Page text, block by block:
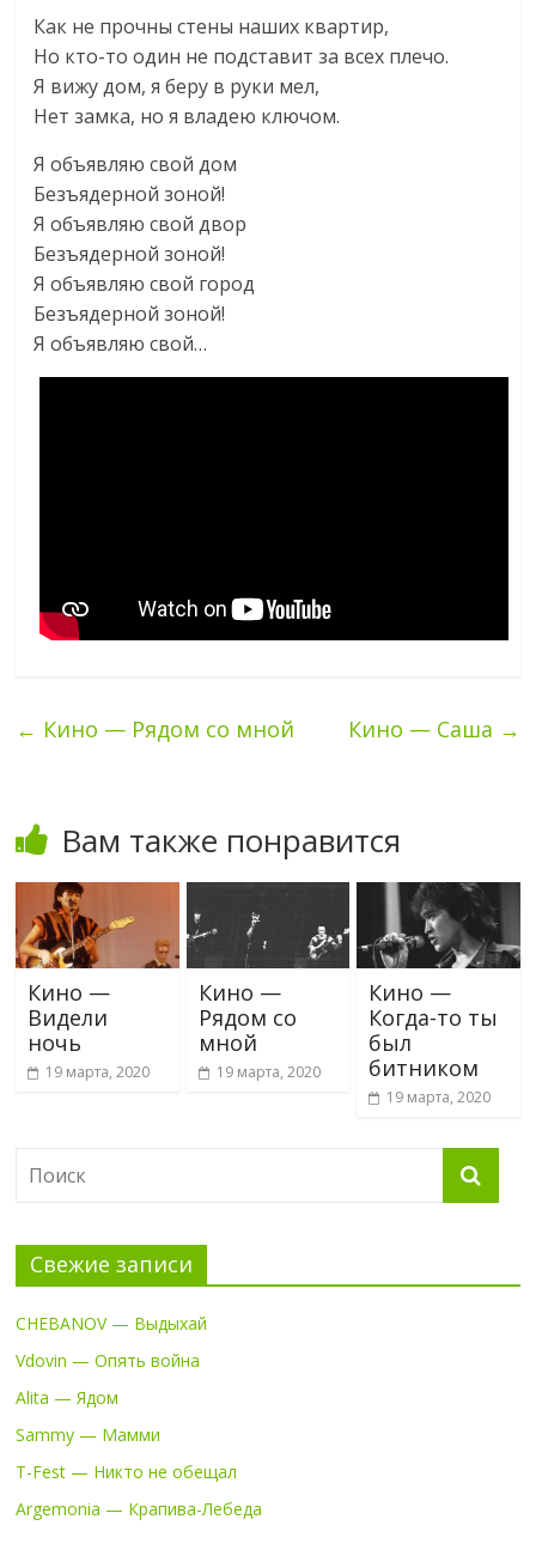
Как не прочны стены наших квартир,
Но кто-то один не подставит за всех плечо.
Я вижу дом, я беру в руки мел,
Нет замка, но я владею ключом.
Я объявляю свой дом
Безъядерной зоной!
Я объявляю свой двор
Безъядерной зоной!
Я объявляю свой город
Безъядерной зоной!
Я объявляю свой…
← Кино — Рядом со мной Кино — Саша →
Вам также понравится
Кино —
Видели
ночь
19 марта, 2020
Кино —
Рядом со
мной
19 марта, 2020
Кино —
Когда-то ты
был
битником
19 марта, 2020
Свежие записи
CHEBANOV — Выдыхай
Vdovin — Опять война
Alita — Ядом
Sammy — Мамми
T-Fest — Никто не обещал
Argemonia — Крапива-Лебеда